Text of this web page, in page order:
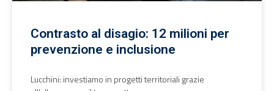
Contrasto al disagio: 12 milioni per
prevenzione e inclusione
Lucchini: investiamo in progetti territoriali grazie